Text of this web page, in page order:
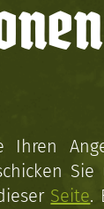
Ihren
Seite.